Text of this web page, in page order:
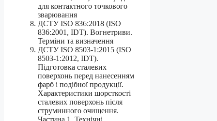
для контактного точкового
зварювання
ДСТУ ISO 836:2018 (ISO
836:2001, IDT). Вогнетриви.
Терміни та визначення
ДСТУ ISO 8503-1:2015 (ISO
8503-1:2012, IDT).
Підготовка сталевих
поверхонь перед нанесенням
фарб і подібної продукції.
Характеристики шорсткості
сталевих поверхонь після
струминного очищення.
Частина 1. Технічні